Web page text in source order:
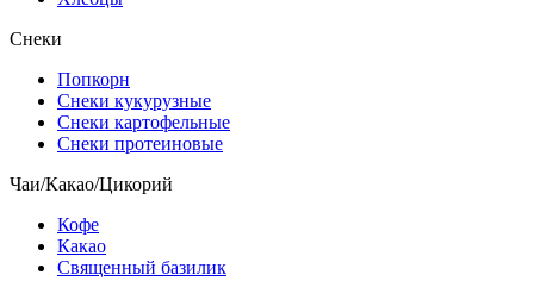
Снеки
Попкорн
Снеки кукурузные
Снеки картофельные
Снеки протеиновые
Чаи/Какао/Цикорий
Кофе
Какао
Священный базилик